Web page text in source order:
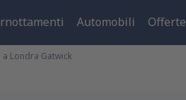
Automobili Offerte
Londra Gatwick